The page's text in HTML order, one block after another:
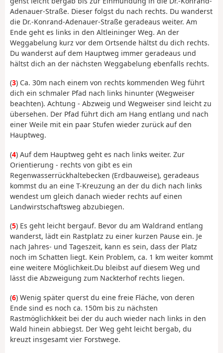
Adenauer-Straße. Dieser folgst du nach rechts. Du wanderst
die Dr.-Konrand-Adenauer-Straße geradeaus weiter. Am
Ende geht es links in den Altleininger Weg. An der
Weggabelung kurz vor dem Ortsende hältst du dich rechts.
Du wanderst auf dem Hauptweg immer geradeaus und
hältst dich an der nächsten Weggabelung ebenfalls rechts.
(3) Ca. 30m nach einem von rechts kommenden Weg führt
dich ein schmaler Pfad nach links hinunter (Wegweiser
beachten). Achtung - Abzweig und Wegweiser sind leicht zu
übersehen. Der Pfad führt dich am Hang entlang und nach
einer Weile mit ein paar Stufen wieder zurück auf den
Hauptweg.
(4) Auf dem Hauptweg geht es nach links weiter. Zur
Orientierung - rechts von gibt es ein
Regenwasserrückhaltebecken (Erdbauweise), geradeaus
kommst du an eine T-Kreuzung an der du dich nach links
wendest um gleich danach wieder rechts auf einen
Landwirstschaftsweg abzubiegen.
(5) Es geht leicht bergauf. Bevor du am Waldrand entlang
wanderst, lädt ein Rastplatz zu einer kurzen Pause ein. Je
nach Jahres- und Tageszeit, kann es sein, dass der Platz
noch im Schatten liegt. Kein Problem, ca. 1 km weiter kommt
eine weitere Möglichkeit.Du bleibst auf diesem Weg und
lässt die Abzweigung zum Nackterhof rechts liegen.
(6) Wenig später querst du eine freie Fläche, von deren
Ende sind es noch ca. 150m bis zu nächsten
Rastmöglichkkeit bei der du auch wieder nach links in den
Wald hinein abbiegst. Der Weg geht leicht bergab, du
kreuzt insgesamt vier Forstwege.